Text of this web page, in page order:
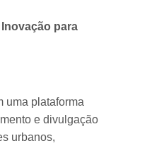
para
uma plataforma
e divulgação
urbanos,